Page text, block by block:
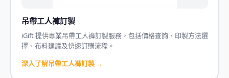
吊帶工人褲訂製
iGift 提供專業吊帶工人褲訂製服務，包括價格查詢、印製方法選
擇、布料建議及快速訂購流程。
深入了解吊帶工人褲訂製 →